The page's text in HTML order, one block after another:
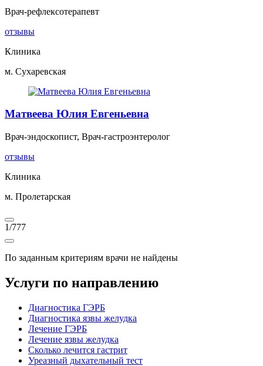
Врач-рефлексотерапевт
отзывы
Клиника
м. Сухаревская
Матвеева Юлия Евгеньевна
Врач-эндоскопист, Врач-гастроэнтеролог
отзывы
Клиника
м. Пролетарская
1/777
По заданным критериям врачи не найдены
Услуги по направлению
Диагностика ГЭРБ
Диагностика язвы желудка
Лечение ГЭРБ
Лечение язвы желудка
Сколько лечится гастрит
Уреазный дыхательный тест